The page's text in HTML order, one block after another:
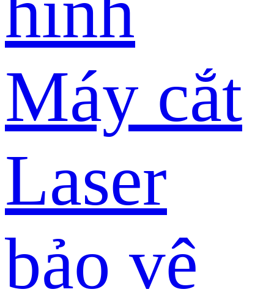
Máy cắt
Laser
bảo vệ